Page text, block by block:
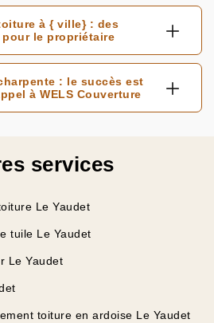
à { ville} : des
le propriétaire
: le succès est
à WELS Couverture
services
Le Yaudet
tuile Le Yaudet
Le Yaudet
toiture en ardoise Le Yaudet